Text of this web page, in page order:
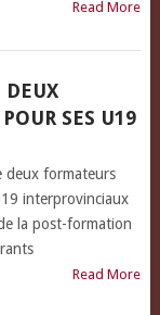
Read More
DEUX
SES U19
deux formateurs
interprovinciaux
la post-formation
Read More